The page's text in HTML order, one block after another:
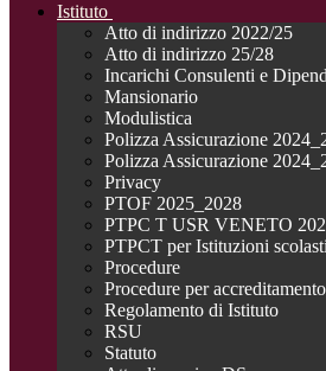
Istituto
Atto di indirizzo 2022/25
Atto di indirizzo 25/28
Incarichi Consulenti e
Mansionario
Modulistica
Polizza Assicurazione
Polizza Assicurazione
Privacy
PTOF 2025_2028
PTPC T USR VENETO
PTPCT per Istituzioni
Procedure
Procedure per accreditamento
Regolamento di Istituto
RSU
Statuto